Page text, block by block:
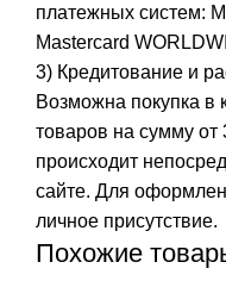
платежных систем:
Mastercard
3) Кредитование и
Возможна покупка в
товаров на сумму
происходит
сайте. Для
личное присутствие.
Похожие